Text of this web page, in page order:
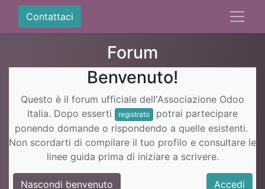
Contattaci
Forum
Benvenuto!
Questo è il forum ufficiale dell'Associazione Odoo
Italia. Dopo esserti
registrato
potrai partecipare
ponendo domande o rispondendo a quelle esistenti.
Non scordarti di compilare il tuo profilo e consultare le
linee guida prima di iniziare a scrivere.
Nascondi benvenuto
Accedi